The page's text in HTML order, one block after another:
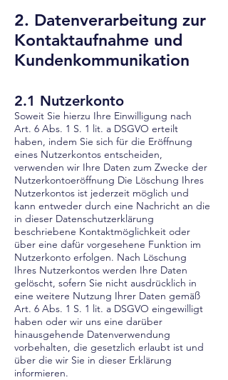
2. Datenverarbeitung zur
Kontaktaufnahme und
Kundenkommunikation
2.1 Nutzerkonto
Soweit Sie hierzu Ihre Einwilligung nach
Art. 6 Abs. 1 S. 1 lit. a DSGVO erteilt
haben, indem Sie sich für die Eröffnung
eines Nutzerkontos entscheiden,
verwenden wir Ihre Daten zum Zwecke der
Nutzerkontoeröffnung Die Löschung Ihres
Nutzerkontos ist jederzeit möglich und
kann entweder durch eine Nachricht an die
in dieser Datenschutzerklärung
beschriebene Kontaktmöglichkeit oder
über eine dafür vorgesehene Funktion im
Nutzerkonto erfolgen. Nach Löschung
Ihres Nutzerkontos werden Ihre Daten
gelöscht, sofern Sie nicht ausdrücklich in
eine weitere Nutzung Ihrer Daten gemäß
Art. 6 Abs. 1 S. 1 lit. a DSGVO eingewilligt
haben oder wir uns eine darüber
hinausgehende Datenverwendung
vorbehalten, die gesetzlich erlaubt ist und
über die wir Sie in dieser Erklärung
informieren.